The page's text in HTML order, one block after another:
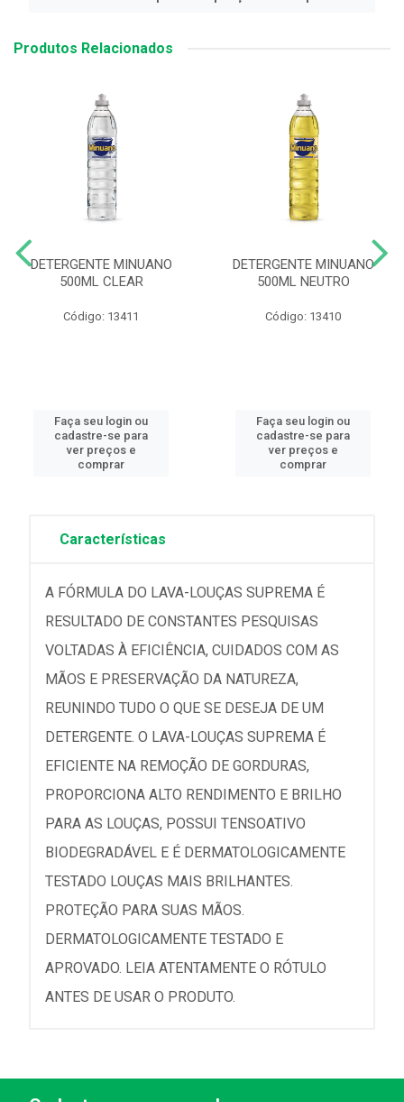
Produtos Relacionados
DETERGENTE MINUANO
500ML CLEAR
Código: 13411
Faça seu login ou
cadastre-se para
ver preços e
comprar
DETERGENTE MINUANO
500ML NEUTRO
Código: 13410
Faça seu login ou
cadastre-se para
ver preços e
comprar
Características
A FÓRMULA DO LAVA-LOUÇAS SUPREMA É
RESULTADO DE CONSTANTES PESQUISAS
VOLTADAS À EFICIÊNCIA, CUIDADOS COM AS
MÃOS E PRESERVAÇÃO DA NATUREZA,
REUNINDO TUDO O QUE SE DESEJA DE UM
DETERGENTE. O LAVA-LOUÇAS SUPREMA É
EFICIENTE NA REMOÇÃO DE GORDURAS,
PROPORCIONA ALTO RENDIMENTO E BRILHO
PARA AS LOUÇAS, POSSUI TENSOATIVO
BIODEGRADÁVEL E É DERMATOLOGICAMENTE
TESTADO LOUÇAS MAIS BRILHANTES.
PROTEÇÃO PARA SUAS MÃOS.
DERMATOLOGICAMENTE TESTADO E
APROVADO. LEIA ATENTAMENTE O RÓTULO
ANTES DE USAR O PRODUTO.